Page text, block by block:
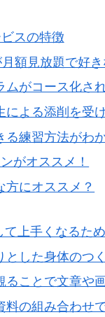
スの特徴
額見放題で好
ムがコース化さ
による添削を受
る練習方法がわ
がオススメ！
方にオススメ？
上手くなるた
した身体のつ
ことで文章や
の組み合わせ